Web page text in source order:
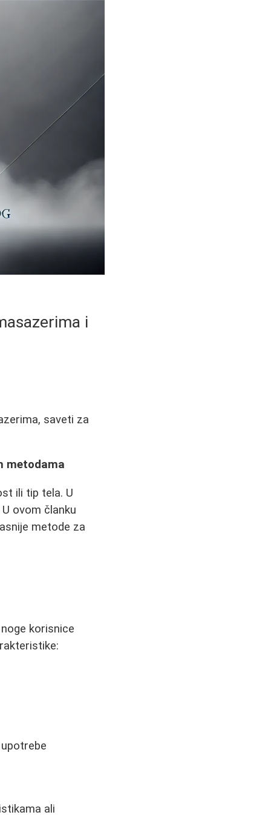
i
saveti za
metodama
ili tip tela. U
ovom članku
metode za
korisnice
ali